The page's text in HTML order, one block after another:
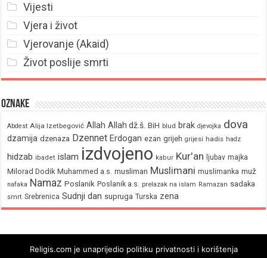
Vijesti
Vjera i život
Vjerovanje (Akaid)
Život poslije smrti
Oznake
Abdest Alija Izetbegović Allah Allah dž.š. BiH blud brak djevojka dova
dzamija dzenaza Dzennet Erdogan ezan grijeh grijesi hadis hadz
hidzab ibadet islam izdvojeno kabur Kur'an ljubav majka
Milorad Dodik Muhammed a.s. musliman Muslimani muslimanka muž
nafaka Namaz Poslanik Poslanik a.s. prelazak na islam Ramazan sadaka
smrt Srebrenica Sudnji dan supruga Turska zena
Religis.com je unaprijedio politiku privatnosti i korištenja